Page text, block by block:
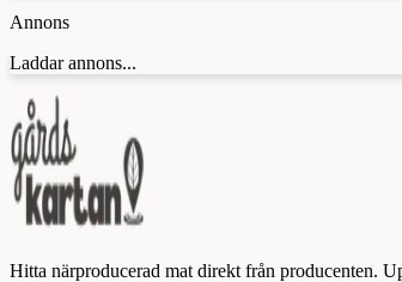
Annons
Laddar annons...
Hitta närproducerad mat direkt från producenten.